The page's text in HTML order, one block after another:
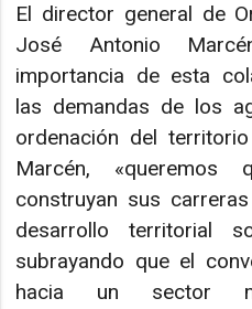
El director general de
José Antonio
importancia de esta
las demandas de los
ordenación del
Marcén, «queremos
construyan sus
desarrollo territorial
subrayando que el
hacia un sector